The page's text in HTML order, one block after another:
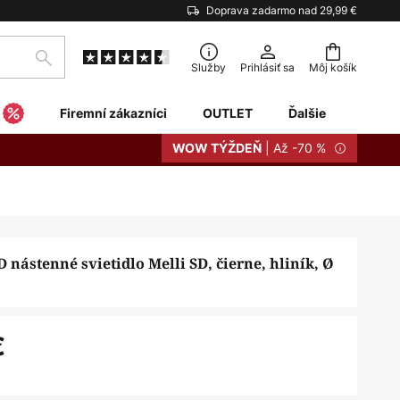
Doprava zadarmo nad 29,99 €
Môj košík
Hľadať Služby Prihlásiť sa
Firemní zákazníci OUTLET Ďalšie
WOW TÝŽDEŇ | Až -70 %
nástenné svietidlo Melli SD, čierne, hliník, Ø